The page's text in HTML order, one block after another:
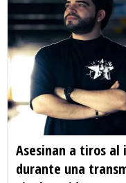
Asesinan a tiros al
durante una